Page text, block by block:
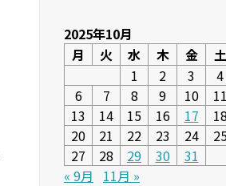
2025年10月
月
火 水 木 金 土
1
2 3 4
6
7 8 9 10 11
13
14 15 16 17 18
20
21 22 23 24
27
28 29 30
31
« 9月
11月 »